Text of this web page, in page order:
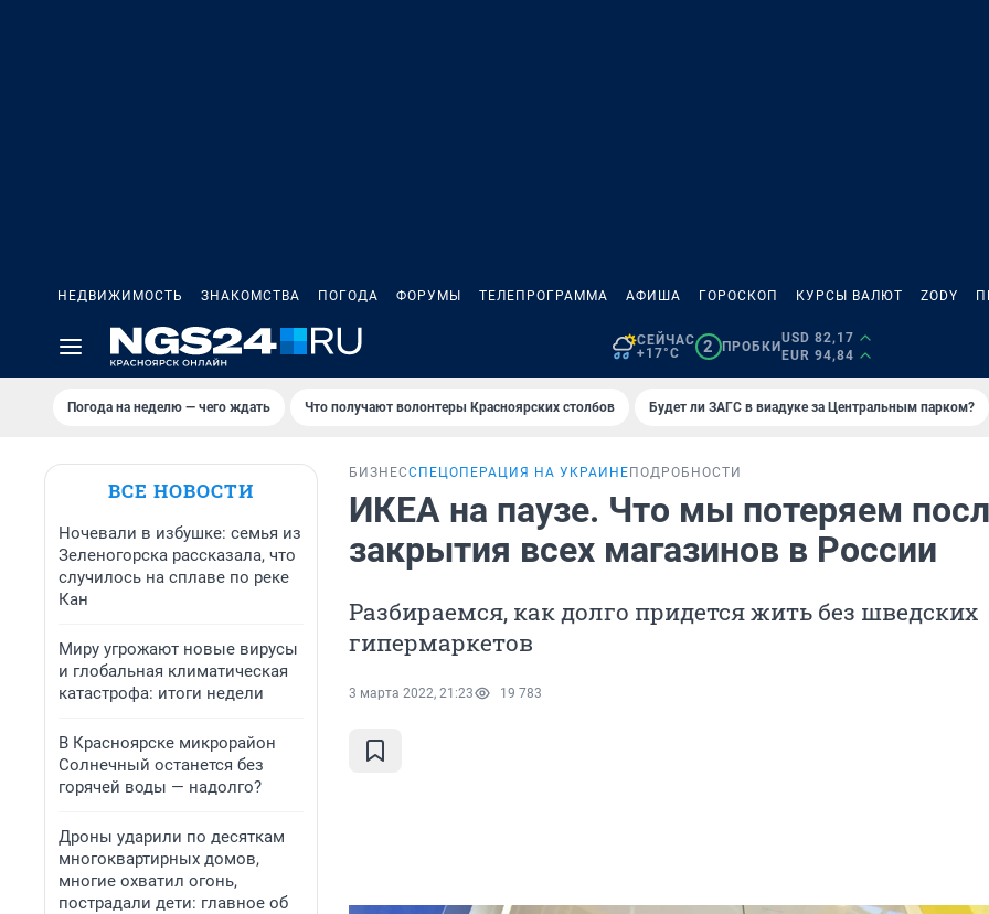
НЕДВИЖИМОСТЬ ЗНАКОМСТВА ПОГОДА ФОРУМЫ ТЕЛЕПРОГРАММА АФИША ГОРОСКОП КУРСЫ ВАЛЮТ ZODY
СЕЙЧАС
+17°C
2 ПРОБКИ
USD 82,17
EUR 94,84
Погода на неделю — чего ждать Что получают волонтеры Красноярских столбов Будет ли ЗАГС в виадуке за Центральным парком?
ВСЕ НОВОСТИ
Ночевали в избушке: семья из
Зеленогорска рассказала, что
случилось на сплаве по реке
Кан
Миру угрожают новые вирусы
и глобальная климатическая
катастрофа: итоги недели
В Красноярске микрорайон
Солнечный останется без
горячей воды — надолго?
Дроны ударили по десяткам
многоквартирных домов,
многие охватил огонь,
пострадали дети: главное об
БИЗНЕССПЕЦОПЕРАЦИЯ НА УКРАИНЕ ПОДРОБНОСТИ
ИКЕА на паузе. Что мы потеряем
закрытия всех магазинов в России
Разбираемся, как долго придется жить без шведских
гипермаркетов
3 марта 2022, 21:23 19 783